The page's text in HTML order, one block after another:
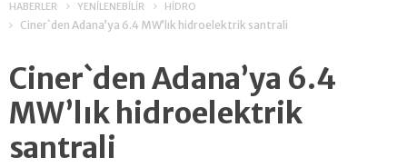
HABERLER YENİLENEBİLİR HİDRO
Ciner`den Adana’ya 6.4 MW’lık hidroelektrik santrali
Ciner`den Adana’ya 6.4
MW’lık hidroelektrik
santrali